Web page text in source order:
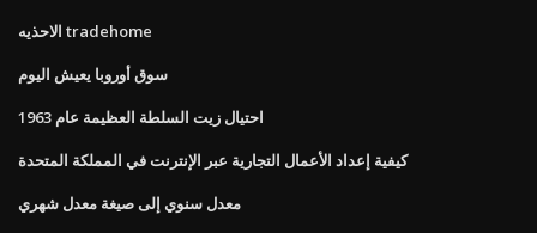
الاحذيه tradehome
سوق أوروبا يعيش اليوم
احتيال زيت السلطة العظيمة عام 1963
كيفية إعداد الأعمال التجارية عبر الإنترنت في المملكة المتحدة
معدل سنوي إلى صيغة معدل شهري